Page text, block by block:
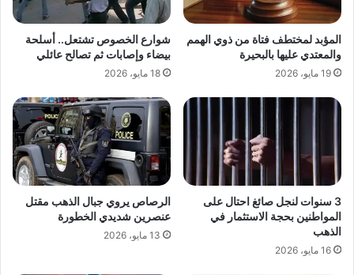
المؤبد لمختطف فتاة من ذوي الهمم
والمعتدي عليها بالبحيرة
19 مايو، 2026
شوارع الخصوص تشتعل.. أسلحة
بيضاء وإصابات ثم تصالح عائلي
18 مايو، 2026
3 سنوات لنجل صائغ احتال على
المواطنين بحجة الاستثمار في
الذهب
16 مايو، 2026
الرصاص يروي جبال الذهب مقتل
عنصرين شديدي الخطورة
13 مايو، 2026